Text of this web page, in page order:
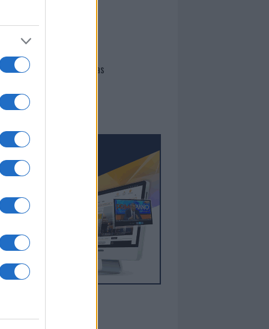
Giovannimaria Cabras